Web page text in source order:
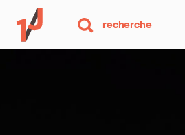
unerecherche